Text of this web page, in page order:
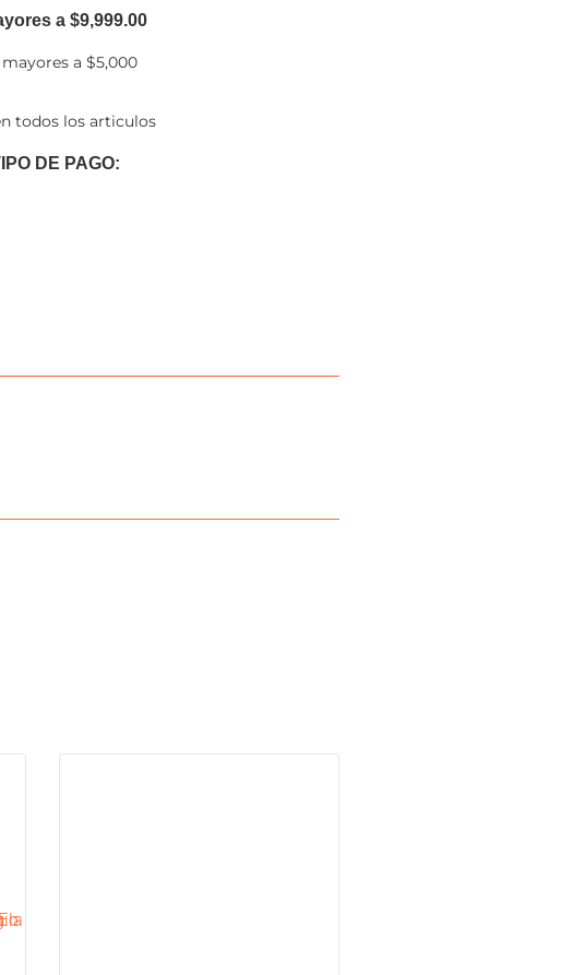
a $9,999.00
a $5,000
todos los articulos
DE PAGO: